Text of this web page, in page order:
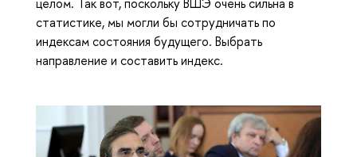
статистике, мы могли бы сотрудничать по
индексам состояния будущего. Выбрать
направление и составить индекс.